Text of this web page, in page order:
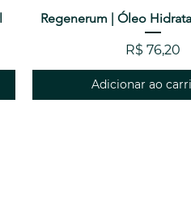
Visualização
Regenerum | Óleo
Preço
R$ 76,20
Adicionar ao